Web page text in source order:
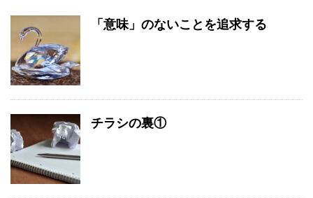
「意味」のないことを追求する
チラシの裏①